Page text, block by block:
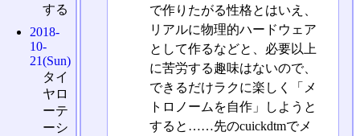
で作りたがる性格とはいえ、
リアルに物理的ハードウェア
として作るなどと、必要以上
に苦労する趣味はないので、
できるだけラクに楽しく「メ
トロノームを自作」しようと
すると……先のcuickdtmでメ
する
2018-
10-
21(Sun)
タイ
ヤロ
ーテ
ーシ